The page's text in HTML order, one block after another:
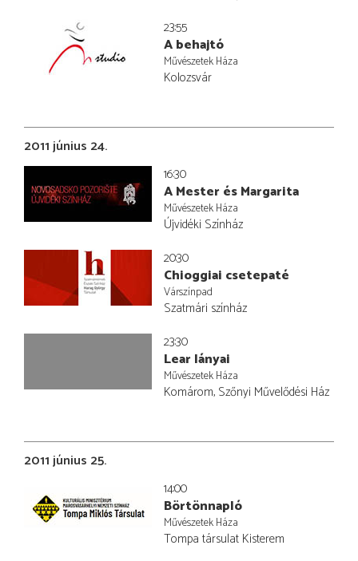
23:55
A behajtó
Művészetek Háza
Kolozsvár
2011 június 24.
16:30
A Mester és Margarita
Művészetek Háza
Újvidéki Színház
20:30
Chioggiai csetepaté
Várszínpad
Szatmári színház
23:30
Lear lányai
Művészetek Háza
Komárom, Szőnyi Művelődési Ház
2011 június 25.
14:00
Börtönnapló
Művészetek Háza
Tompa társulat Kisterem